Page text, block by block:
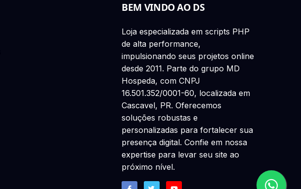
BEM VINDO AO DS
Loja especializada em scripts PHP
de alta performance,
impulsionando seus projetos online
desde 2011. Parte do grupo MD
Hospeda, com CNPJ
16.501.352/0001-60, localizada em
Cascavel, PR. Oferecemos
soluções robustas e
personalizadas para fortalecer sua
presença digital. Confie em nossa
expertise para levar seu site ao
próximo nível.